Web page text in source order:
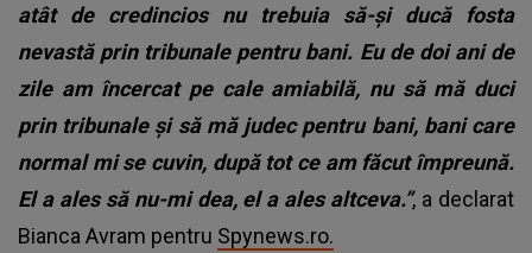
atât de credincios nu trebuia să-și ducă fosta
nevastă prin tribunale pentru bani. Eu de doi ani de
zile am încercat pe cale amiabilă, nu să mă duci
prin tribunale și să mă judec pentru bani, bani care
normal mi se cuvin, după tot ce am făcut împreună.
El a ales să nu-mi dea, el a ales altceva.”, a declarat
Bianca Avram pentru Spynews.ro.